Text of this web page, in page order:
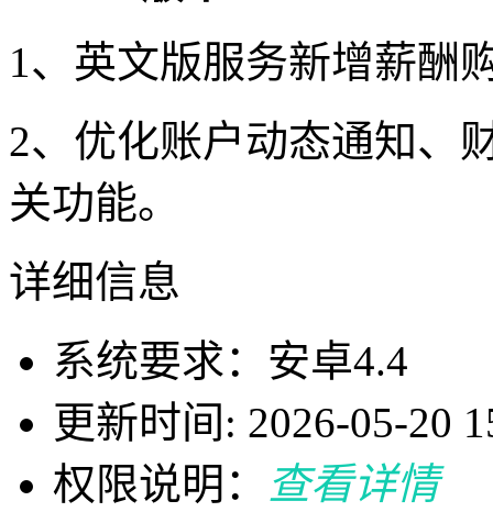
1、英文版服务新增薪酬
2、优化账户动态通知、
关功能。
详细信息
系统要求：安卓4.4
更新时间: 2026-05-20
权限说明：
查看详情